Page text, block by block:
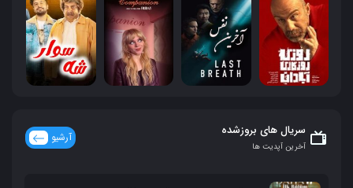
سریال های بروزشده
آخرین آپدیت ها
آرشیو